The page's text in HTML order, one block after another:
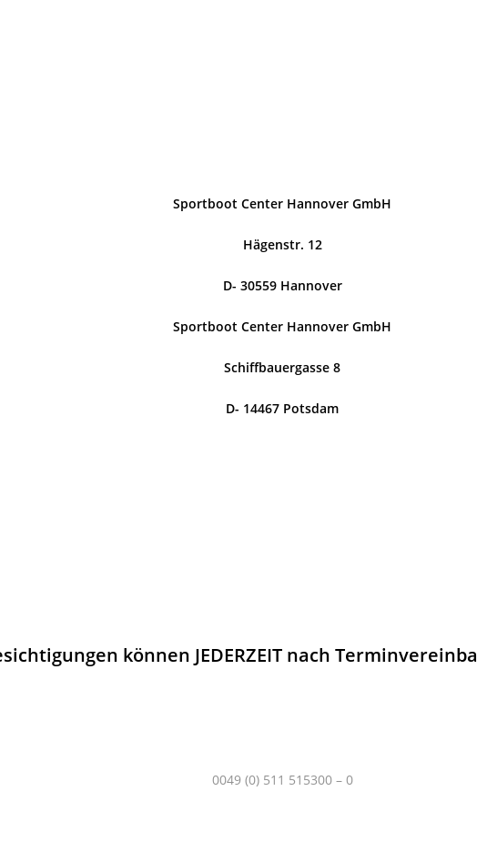
Sportboot Center Hannover GmbH
Hägenstr. 12
D- 30559 Hannover
Sportboot Center Hannover GmbH
Schiffbauergasse 8
D- 14467 Potsdam
können JEDERZEIT nach
0049 (0) 511 515300 – 0